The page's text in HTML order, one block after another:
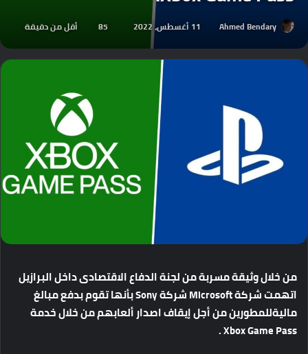
Ahmed Bendary 11 أغسطس، 2022 85 أقل من دقيقة
منخلالوثيقةمسربةمنلجنةالدفاعالاقتصادىداخلالبرازيل
اتهمتشركة شركة بأنهاتقومبدفعمبالغ
ماليةللمطورينمنأجلإيقافاصدارألعابهممنخلالخدمة
Xbox Game Pass .